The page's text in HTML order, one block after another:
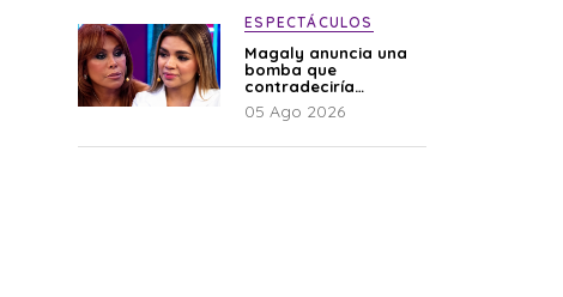
ESPECTÁCULOS
Magaly anuncia una
bomba que
contradeciría
comunicado de La
Bella Luz: “Hay un
05 Ago 2026